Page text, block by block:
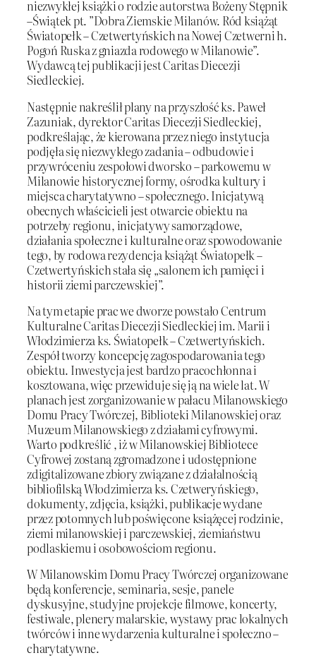
niezwykłej książki o rodzie autorstwa Bożeny Stępnik
–Świątek pt. ”Dobra Ziemskie Milanów. Ród książąt
Światopełk – Czetwertyńskich na Nowej Czetwerni h.
Pogoń Ruska z gniazda rodowego w Milanowie”.
Wydawcą tej publikacji jest Caritas Diecezji
Siedleckiej.
Następnie nakreślił plany na przyszłość ks. Paweł
Zazuniak, dyrektor Caritas Diecezji Siedleckiej,
podkreślając, że kierowana przez niego instytucja
podjęła się niezwykłego zadania – odbudowie i
przywróceniu zespołowi dworsko – parkowemu w
Milanowie historycznej formy, ośrodka kultury i
miejsca charytatywno – społecznego. Inicjatywą
obecnych właścicieli jest otwarcie obiektu na
potrzeby regionu, inicjatywy samorządowe,
działania społeczne i kulturalne oraz spowodowanie
tego, by rodowa rezydencja książąt Światopełk –
Czetwertyńskich stała się „salonem ich pamięci i
historii ziemi parczewskiej”.
Na tym etapie prac we dworze powstało Centrum
Kulturalne Caritas Diecezji Siedleckiej im. Marii i
Włodzimierza ks. Światopełk – Czetwertyńskich.
Zespół tworzy koncepcję zagospodarowania tego
obiektu. Inwestycja jest bardzo pracochłonna i
kosztowana, więc przewiduje się ją na wiele lat. W
planach jest zorganizowanie w pałacu Milanowskiego
Domu Pracy Twórczej, Biblioteki Milanowskiej oraz
Muzeum Milanowskiego z działami cyfrowymi.
Warto podkreślić , iż w Milanowskiej Bibliotece
Cyfrowej zostaną zgromadzone i udostępnione
zdigitalizowane zbiory związane z działalnością
bibliofilską Włodzimierza ks. Czetweryńskiego,
dokumenty, zdjęcia, książki, publikacje wydane
przez potomnych lub poświęcone książęcej rodzinie,
ziemi milanowskiej i parczewskiej, ziemiaństwu
podlaskiemu i osobowościom regionu.
W Milanowskim Domu Pracy Twórczej organizowane
będą konferencje, seminaria, sesje, panele
dyskusyjne, studyjne projekcje filmowe, koncerty,
festiwale, plenery malarskie, wystawy prac lokalnych
twórców i inne wydarzenia kulturalne i społeczno –
charytatywne.